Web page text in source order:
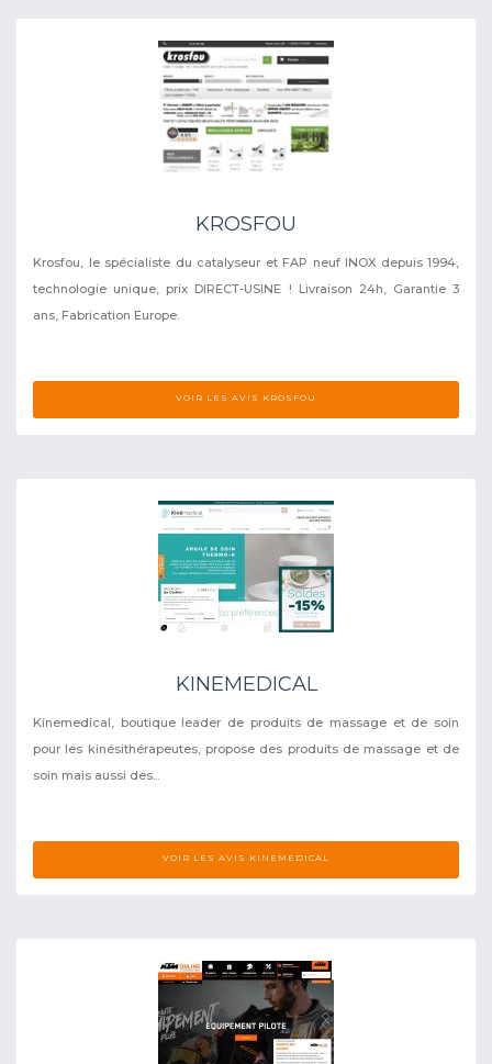
KROSFOU
Krosfou, le spécialiste du catalyseur et FAP neuf INOX depuis 1994,
technologie unique, prix DIRECT-USINE ! Livraison 24h, Garantie 3
ans, Fabrication Europe.
VOIR LES AVIS KROSFOU
KINEMEDICAL
Kinemedical, boutique leader de produits de massage et de soin
pour les kinésithérapeutes, propose des produits de massage et de
soin mais aussi des...
VOIR LES AVIS KINEMEDICAL